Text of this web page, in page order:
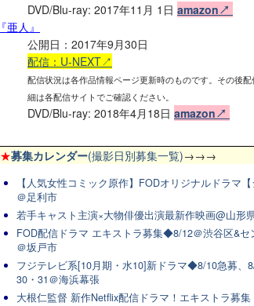
DVD/Blu-ray: 2017年11月 1日 amazon↗
『亜人』
公開日：2017年9月30日
配信：U-NEXT↗
配信状況は各作品情報ページ更新時のものです。その後
細は各配信サイトでご確認ください。
DVD/Blu-ray: 2018年4月18日 amazon↗
★募集カレンダー(撮影日別募集一覧)→→→
【人気女性コミック原作】FODオリジナルドラマ
＠足利市
若手キャスト主演×大物俳優出演最新作映画@山形
FOD配信ドラマ エキストラ募集◆8/12＠渋谷区&セ
＠坂戸市
フジテレビ系[10月期・水10]新ドラマ◆8/10急募、
30・31＠海浜幕張
大根仁監督 新作Netflix配信ドラマ！エキストラ募集